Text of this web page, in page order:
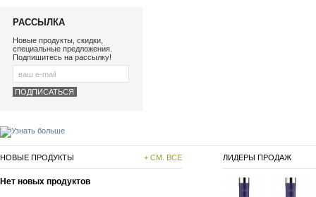
РАССЫЛКА
Новые продукты, скидки,
специальные предложения.
Подпишитесь на рассылку!
НОВЫЕ ПРОДУКТЫ + СМ. ВСЕ
Нет новых продуктов
ЛИДЕРЫ ПРОДАЖ